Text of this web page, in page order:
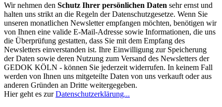
Wir nehmen den Schutz Ihrer persönlichen Daten sehr ernst und
halten uns strikt an die Regeln der Datenschutzgesetze. Wenn Sie
unseren monatlichen Newsletter empfangen möchten, benötigen wir
von Ihnen eine valide E-Mail-Adresse sowie Informationen, die uns
die Überprüfung gestatten, dass Sie mit dem Empfang des
Newsletters einverstanden ist. Ihre Einwilligung zur Speicherung
der Daten sowie deren Nutzung zum Versand des Newsletters der
GEDOK KÖLN - können Sie jederzeit widerrufen. In keinem Fall
werden von Ihnen uns mitgeteilte Daten von uns verkauft oder aus
anderen Gründen an Dritte weitergegeben.
Hier geht es zurDatenschutzerklärung...